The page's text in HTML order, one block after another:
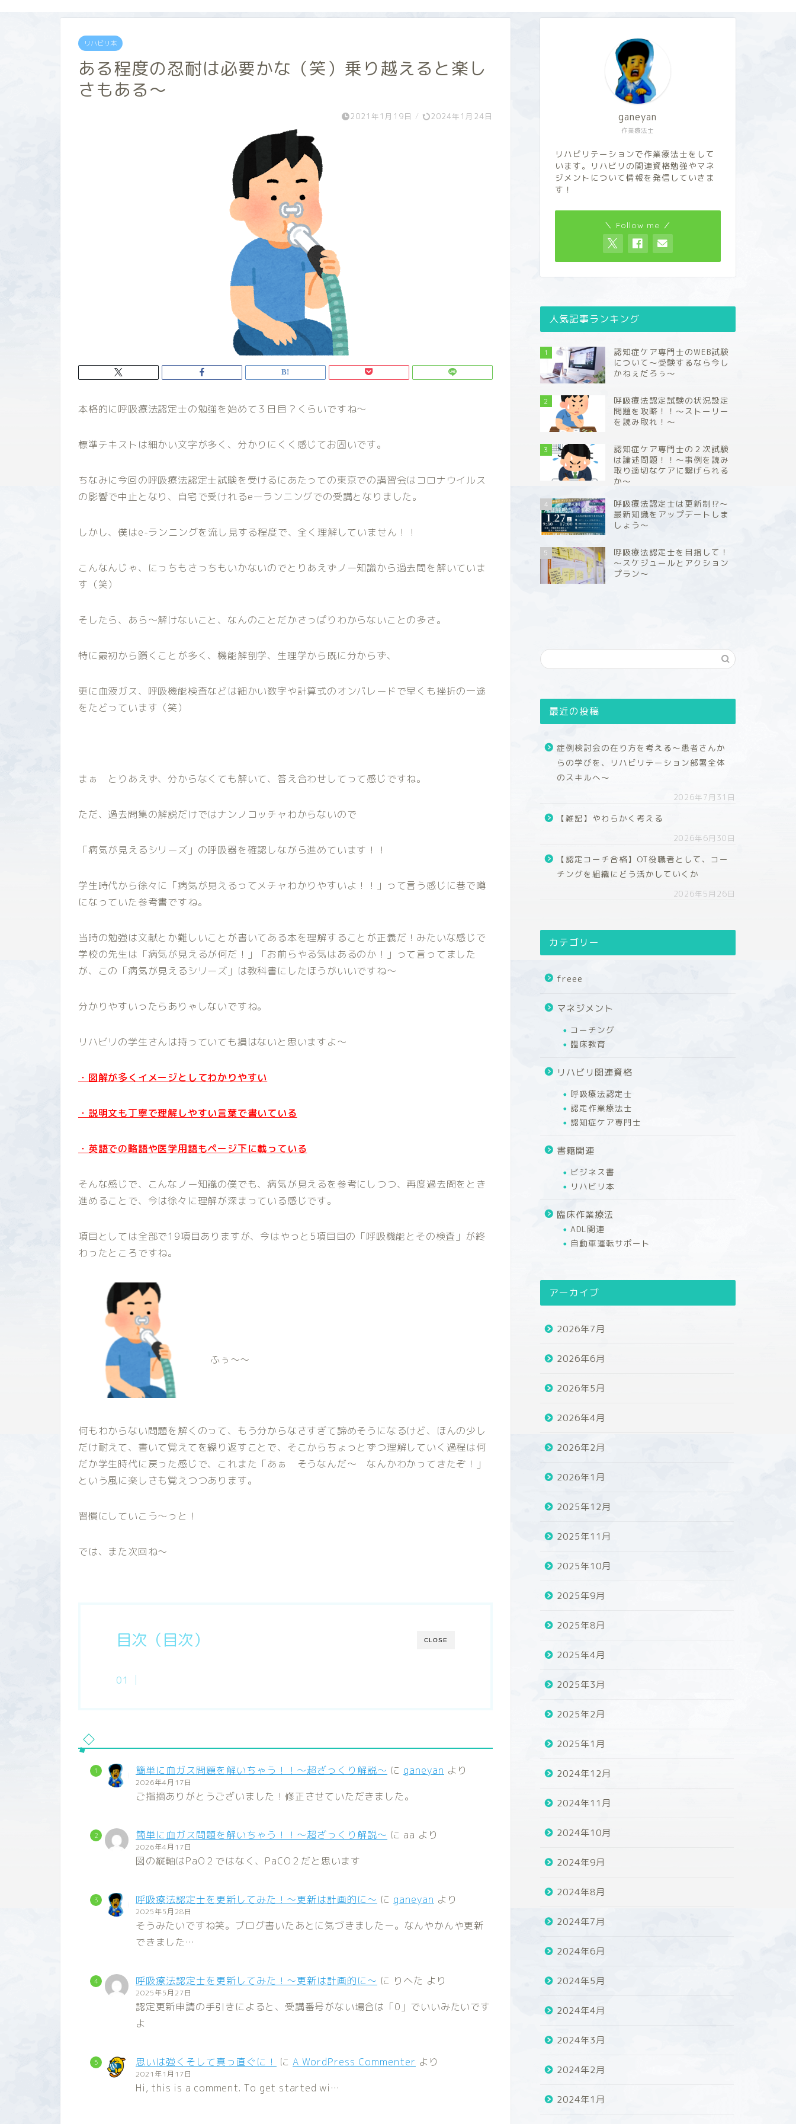
リハビリ本
ある程度の忍耐は必要かな（笑）乗り越えると楽し
さもある～
2021年1月19日 / 2024年1月24日
本格的に呼吸療法認定士の勉強を始めて３日目？くらいですね～
標準テキストは細かい文字が多く、分かりにくく感じてお固いです。
ちなみに今回の呼吸療法認定士試験を受けるにあたっての東京での講習会はコロナウイルス
の影響で中止となり、自宅で受けれるeーランニングでの受講となりました。
しかし、僕はe-ランニングを流し見する程度で、全く理解していません！！
こんなんじゃ、にっちもさっちもいかないのでとりあえずノー知識から過去問を解いていま
す（笑）
そしたら、あら～解けないこと、なんのことだかさっぱりわからないことの多さ。
特に最初から躓くことが多く、機能解剖学、生理学から既に分からず、
更に血液ガス、呼吸機能検査などは細かい数字や計算式のオンパレードで早くも挫折の一途
をたどっています（笑）
まぁ とりあえず、分からなくても解いて、答え合わせしてって感じですね。
ただ、過去問集の解説だけではナンノコッチャわからないので
「病気が見えるシリーズ」の呼吸器を確認しながら進めています！！
学生時代から徐々に「病気が見えるってメチャわかりやすいよ！！」って言う感じに巷で噂
になっていた参考書ですね。
当時の勉強は文献とか難しいことが書いてある本を理解することが正義だ！みたいな感じで
学校の先生は「病気が見えるが何だ！」「お前らやる気はあるのか！」って言ってました
が、この「病気が見えるシリーズ」は教科書にしたほうがいいですね～
分かりやすいったらありゃしないですね。
リハビリの学生さんは持っていても損はないと思いますよ～
・図解が多くイメージとしてわかりやすい
・説明文も丁寧で理解しやすい言葉で書いている
・英語での略語や医学用語もページ下に載っている
そんな感じで、こんなノー知識の僕でも、病気が見えるを参考にしつつ、再度過去問をとき
進めることで、今は徐々に理解が深まっている感じです。
項目としては全部で19項目ありますが、今はやっと5項目目の「呼吸機能とその検査」が終
わったところですね。
ふぅ～～
何もわからない問題を解くのって、も う分からなさすぎて諦めそうになるけど、ほんの少し
だけ耐えて、書いて覚えてを繰り返すことで、そこからちょっとずつ理解していく過程は何
だか学生時代に戻った感じで、これまた「あぁ そうなんだ～ なんかわかってきたぞ！」
という風に楽しさも覚えつつあります。
習慣にしていこう～っと！
では、また次回ね～
CLOSE
目次（目次）
簡単に血ガス問題を解いちゃう！！～超ざっくり解説～ に ganeyan より
2026年4月17日
ご指摘ありがとうございました！修正させていただきました。
簡単に血ガス問題を解いちゃう！！～超ざっくり解説～ に aa より
2026年4月17日
図の縦軸はPaO２ではなく、PaCO２だと思います
呼吸療法認定士を更新してみた！～更新は計画的に～ に ganeyan より
2025年5月28日
そうみたいですね笑。ブログ書いたあとに気づきましたー。なんやかんや更新
できました…
呼吸療法認定士を更新してみた！～更新は計画的に～ に りへた より
2025年5月27日
認定更新申請の手引きによると、受講番号がない場合は「0」でいいみたいです
よ
思いは強くそして真っ直ぐに！ に A WordPress Commenter より
2021年1月17日
Hi, this is a comment. To get started wi…
作業療法士
ganeyan
リハビリテーションで作業療法士をして
います。リハビリの関連資格勉強やマネ
ジメントについて情報を発信していきま
す！
＼ Follow me ／
人気記事ランキング
1
認知症ケア専門士のWEB試験
について～受験するなら今し
かねぇだろぅ～
2
呼吸療法認定試験の状況設定
問題を攻略！！～ストーリー
を読み取れ！～
3
認知症ケア専門士の２次試験
は論述問題！！～事例を読み
取り適切なケアに繋げられる
か～
4
呼吸療法認定士は更新制⁉～
最新知識をアップデートしま
しょう～
5
呼吸療法認定士を目指して！
～スケジュールとアクション
プラン～
最近の投稿
症例検討会の在り方を考える～患者さんか
らの学びを、リハビリテーション部署全体
のスキルへ～
2026年7月31日
【雑記】やわらかく考える
2026年6月30日
【認定コーチ合格】OT役職者として、コー
チングを組織にどう活かしていくか
2026年5月26日
カテゴリー
freee
マネジメント
コーチング
臨床教育
リハビリ関連資格
呼吸療法認定士
認定作業療法士
認知症ケア専門士
書籍関連
ビジネス書
リハビリ本
臨床作業療法
ADL関連
自動車運転サポート
アーカイブ
2026年7月
2026年6月
2026年5月
2026年4月
2026年2月
2026年1月
2025年12月
2025年11月
2025年10月
2025年9月
2025年8月
2025年4月
2025年3月
2025年2月
2025年1月
2024年12月
2024年11月
2024年10月
2024年9月
2024年8月
2024年7月
2024年6月
2024年5月
2024年4月
2024年3月
2024年2月
2024年1月